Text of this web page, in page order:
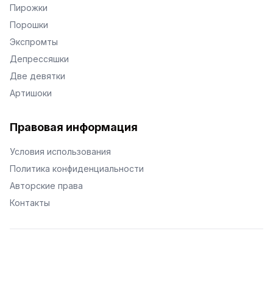
Пирожки
Порошки
Экспромты
Депрессяшки
Две девятки
Артишоки
Правовая информация
Условия использования
Политика конфиденциальности
Авторские права
Контакты